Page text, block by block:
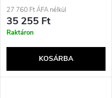
27 760 Ft ÁFA nélkül
35 255 Ft
Raktáron
KOSÁRBA